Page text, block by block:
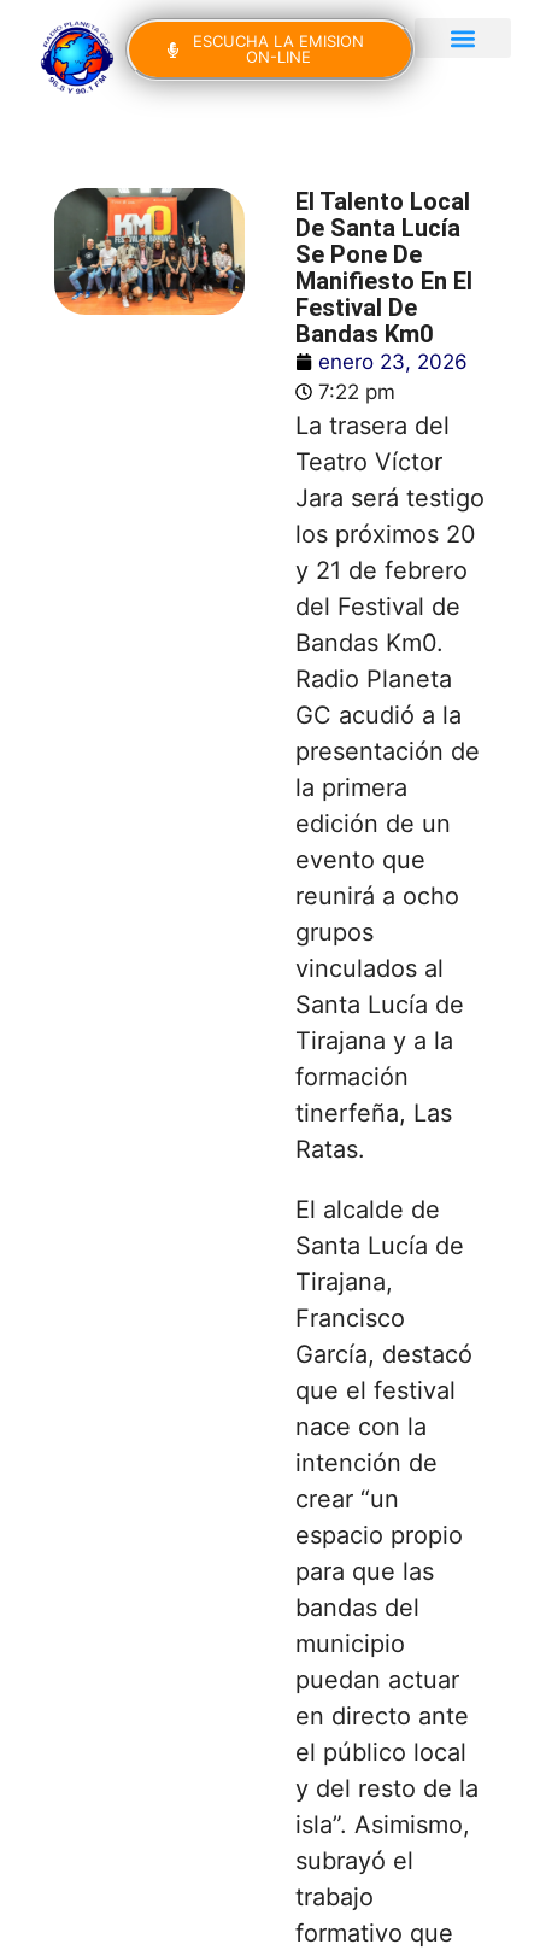
ESCUCHA LA EMISION
ON-LINE
El Talento Local
De Santa Lucía
Se Pone De
Manifiesto En El
Festival De
Bandas Km0
enero 23, 2026
7:22 pm
La trasera del
Teatro Víctor
Jara será testigo
los próximos 20
y 21 de febrero
del Festival de
Bandas Km0.
Radio Planeta
GC acudió a la
presentación de
la primera
edición de un
evento que
reunirá a ocho
grupos
vinculados al
Santa Lucía de
Tirajana y a la
formación
tinerfeña, Las
Ratas.
El alcalde de
Santa Lucía de
Tirajana,
Francisco
García, destacó
que el festival
nace con la
intención de
crear “un
espacio propio
para que las
bandas del
municipio
puedan actuar
en directo ante
el público local
y del resto de la
isla”. Asimismo,
subrayó el
trabajo
formativo que